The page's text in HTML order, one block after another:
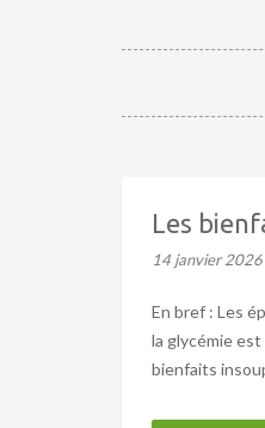
Les
14 janvier 2026
En bref : Les
la glycémie
bienfaits